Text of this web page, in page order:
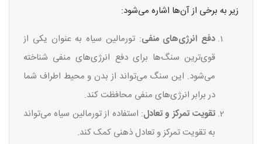
زیر به برخی از آن‌ها اشاره می‌شود:
دفع انرژی‌های منفی: تورمالین سیاه به عنوان یکی از
قوی‌ترین سنگ‌ها برای دفع انرژی‌های منفی شناخته
می‌شود. این سنگ می‌تواند از بدن و محیط اطراف شما
در برابر انرژی‌های منفی محافظت کند.
تقویت تمرکز و تعادل: استفاده از تورمالین سیاه می‌تواند
به تقویت تمرکز و تعادل ذهنی کمک کند.